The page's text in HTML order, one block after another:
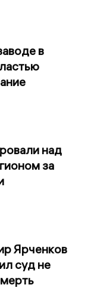
в
над
за
Ярченков
суд не